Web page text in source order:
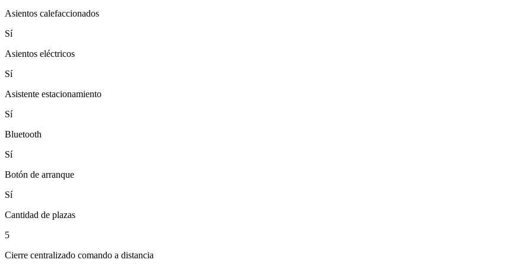
Asientos calefaccionados
Sí
Asientos eléctricos
Sí
Asistente estacionamiento
Sí
Bluetooth
Sí
Botón de arranque
Sí
Cantidad de plazas
5
Cierre centralizado comando a distancia